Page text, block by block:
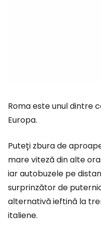
Roma este unul dintre
Europa.
Puteți zbura de
mare viteză din alte
iar autobuzele pe
surprinzător de
alternativă ieftină la
italiene.